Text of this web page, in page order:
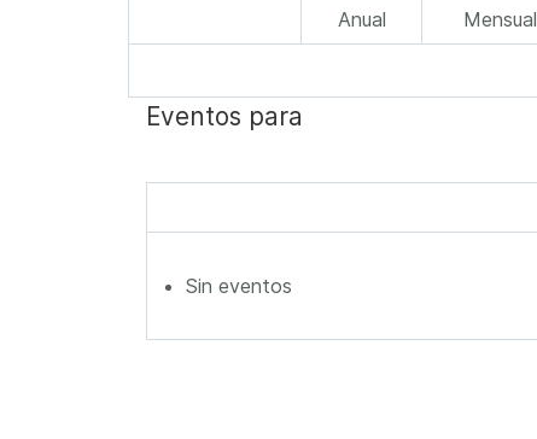
Anual Mensual
Eventos para
Sin eventos